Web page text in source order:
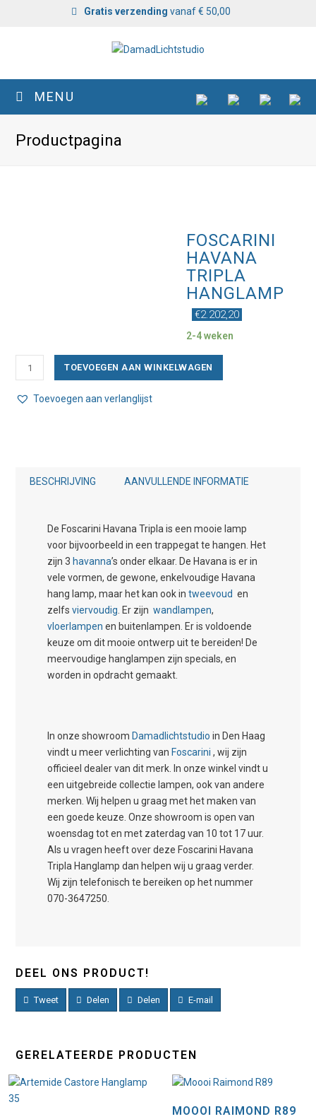
Gratis verzending vanaf € 50,00
MENU
Productpagina
FOSCARINI
HAVANA
TRIPLA
HANGLAMP
€2.202,20
2-4 weken
Havana
Tripla
TOEVOEGEN AAN WINKELWAGEN
Toevoegen aan verlanglijst
BESCHRIJVING AANVULLENDE INFORMATIE
De Foscarini Havana Tripla is een mooie lamp
voor bijvoorbeeld in een trappegat te hangen. Het
zijn 3 havanna’s onder elkaar. De Havana is er in
vele vormen, de gewone, enkelvoudige Havana
hang lamp, maar het kan ook intweevoud en
zelfsviervoudig . Er zijnwandlampen,
vloerlampen en buitenlampen. Er is voldoende
keuze om dit mooie ontwerp uit te bereiden! De
meervoudige hanglampen zijn specials, en
worden in opdracht gemaakt.
In onze showroom Damadlichtstudio in Den Haag
vindt u meer verlichting van Foscarini , wij zijn
officieel dealer van dit merk. In onze winkel vindt u
een uitgebreide collectie lampen, ook van andere
merken. Wij helpen u graag met het maken van
een goede keuze. Onze showroom is open van
woensdag tot en met zaterdag van 10 tot 17 uur.
Als u vragen heeft over deze Foscarini Havana
Tripla Hanglamp dan helpen wij u graag verder.
Wij zijn telefonisch te bereiken op het nummer
070-3647250.
DEEL ONS PRODUCT!
Tweet Delen Delen E-mail
GERELATEERDE PRODUCTEN
MOOOI RAIMOND R89